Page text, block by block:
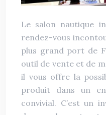
Le salon nautique
rendez-vous
plus grand port de
outil de vente et de
il vous offre la
produit dans un
convivial. C’est un